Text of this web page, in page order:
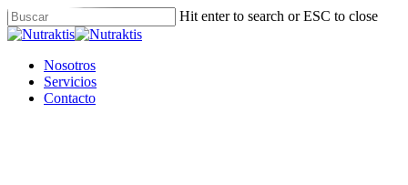
Skip
to
content
Hit enter to search or ESC to close
Close
Menu
Nosotros
Servicios
Contacto